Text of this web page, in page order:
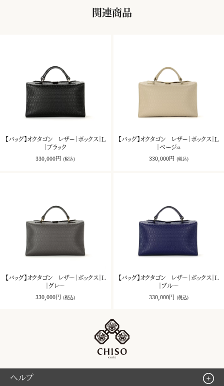
関連商品
【バッグ】オクタゴン レザー｜ボックス｜Ｌ
｜ブラック
330,000円 (税込)
【バッグ】オクタゴン レザー｜ボックス｜Ｌ
｜ベージュ
330,000円 (税込)
【バッグ】オクタゴン レザー｜ボックス｜Ｌ
｜グレー
330,000円 (税込)
【バッグ】オクタゴン レザー｜ボックス｜Ｌ
｜ブルー
330,000円 (税込)
ヘルプ